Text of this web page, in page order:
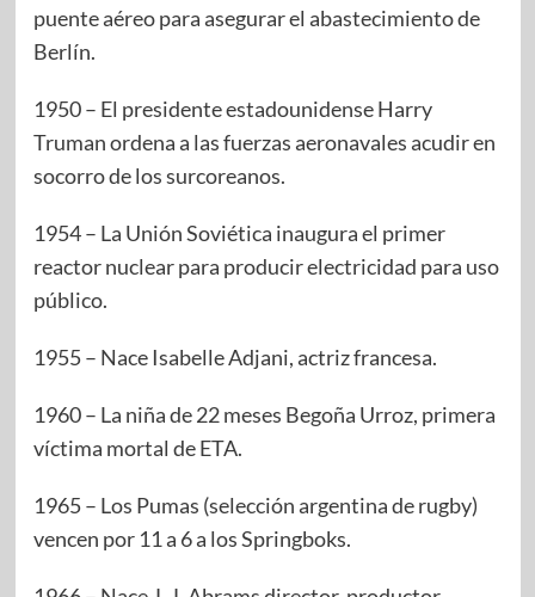
puente aéreo para asegurar el abastecimiento de
Berlín.
1950 – El presidente estadounidense Harry
Truman ordena a las fuerzas aeronavales acudir en
socorro de los surcoreanos.
1954 – La Unión Soviética inaugura el primer
reactor nuclear para producir electricidad para uso
público.
1955 – Nace Isabelle Adjani, actriz francesa.
1960 – La niña de 22 meses Begoña Urroz, primera
víctima mortal de ETA.
1965 – Los Pumas (selección argentina de rugby)
vencen por 11 a 6 a los Springboks.